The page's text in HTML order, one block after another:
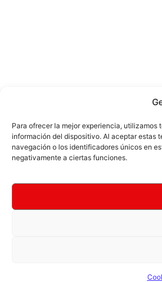
Para ofrecer la mejor experiencia,
información del dispositivo. Al aceptar estas
navegación o los identificadores únicos en
negativamente a ciertas funciones.